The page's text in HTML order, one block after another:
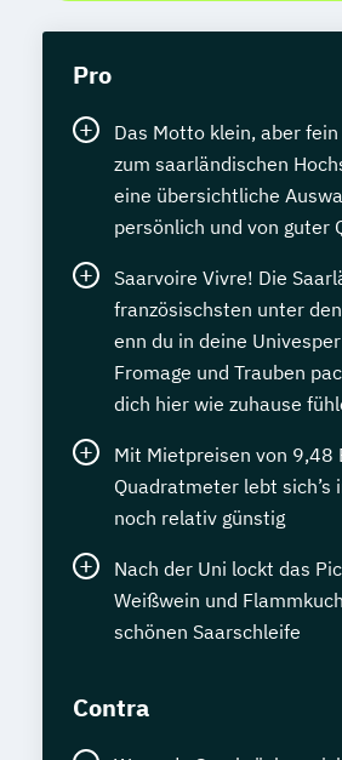
Pro
Das Motto klein, aber
zum saarländischen
eine übersichtliche
persönlich und von guter
Saarvoire Vivre! Die
französischsten unter
enn du in deine
Fromage und Trauben
dich hier wie zuhause
Mit Mietpreisen von 9,48
Quadratmeter lebt sich’s
noch relativ günstig
Nach der Uni lockt das
Weißwein und
schönen Saarschleife
Contra